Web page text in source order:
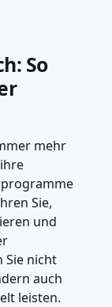
So
mehr
Sie,
und
Sie nicht
auch
leisten.